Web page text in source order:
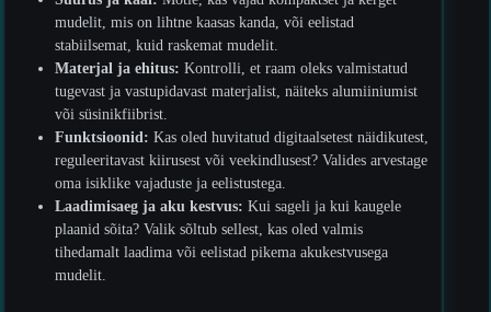
mudelit, mis on lihtne kaasas kanda, või eelistad
stabiilsemat, kuid raskemat mudelit.
Materjal ja ehitus: Kontrolli, et raam oleks valmistatud
tugevast ja vastupidavast materjalist, näiteks alumiiniumist
või süsinikfiibrist.
Funktsioonid: Kas oled huvitatud digitaalsetest näidikutest,
reguleeritavast kiirusest või veekindlusest? Valides arvestage
oma isiklike vajaduste ja eelistustega.
Laadimisaeg ja aku kestvus: Kui sageli ja kui kaugele
plaanid sõita? Valik sõltub sellest, kas oled valmis
tihedamalt laadima või eelistad pikema akukestvusega
mudelit.